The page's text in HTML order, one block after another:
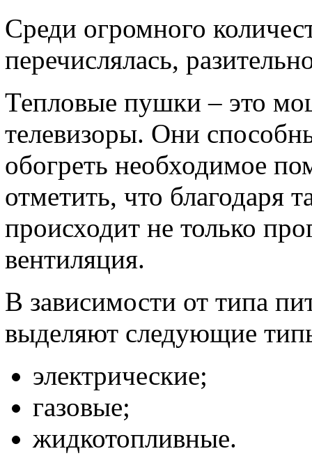
Среди огромного
перечислялась,
Тепловые пушки – это
телевизоры. Они
обогреть необходимое
отметить, что благодаря
происходит не только
вентиляция.
В зависимости от типа
выделяют следующие
электрические;
газовые;
жидкотопливные.